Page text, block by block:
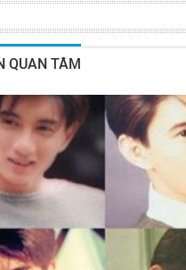
QUAN TÂM